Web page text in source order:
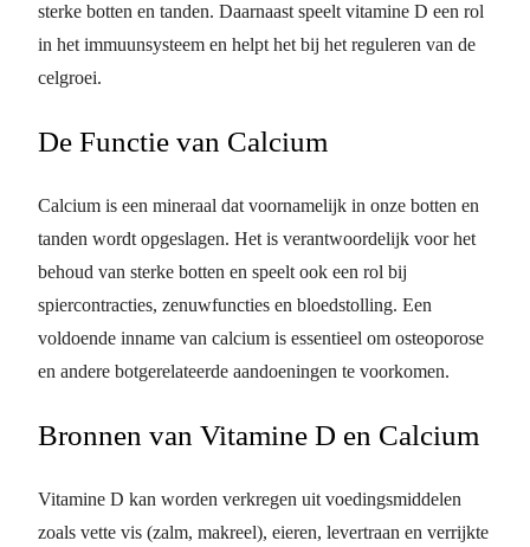
sterke botten en tanden. Daarnaast speelt vitamine D een rol
in het immuunsysteem en helpt het bij het reguleren van de
celgroei.
De Functie van Calcium
Calcium is een mineraal dat voornamelijk in onze botten en
tanden wordt opgeslagen. Het is verantwoordelijk voor het
behoud van sterke botten en speelt ook een rol bij
spiercontracties, zenuwfuncties en bloedstolling. Een
voldoende inname van calcium is essentieel om osteoporose
en andere botgerelateerde aandoeningen te voorkomen.
Bronnen van Vitamine D en Calcium
Vitamine D kan worden verkregen uit voedingsmiddelen
zoals vette vis (zalm, makreel), eieren, levertraan en verrijkte